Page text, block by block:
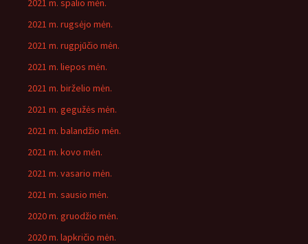
2021 m. spalio mėn.
2021 m. rugsėjo mėn.
2021 m. rugpjūčio mėn.
2021 m. liepos mėn.
2021 m. birželio mėn.
2021 m. gegužės mėn.
2021 m. balandžio mėn.
2021 m. kovo mėn.
2021 m. vasario mėn.
2021 m. sausio mėn.
2020 m. gruodžio mėn.
2020 m. lapkričio mėn.